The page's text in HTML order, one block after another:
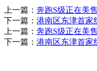
上一篇： 奔跑S级正在美
下一篇： 港南区东津首家
上一篇： 奔跑S级正在美
下一篇： 港南区东津首家